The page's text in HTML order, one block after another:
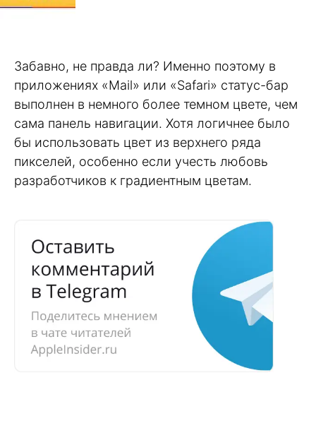
Забавно, не правда ли? Именно поэтому в
приложениях «Mail» или «Safari» статус-бар
выполнен в немного более темном цвете, чем
сама панель навигации. Хотя логичнее было
бы использовать цвет из верхнего ряда
пикселей, особенно если учесть любовь
разработчиков к градиентным цветам.